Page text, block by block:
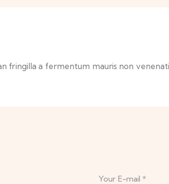
fringilla a fermentum mauris non